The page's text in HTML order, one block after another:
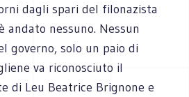
dagli spari del filonazista
andato nessuno. Nessun
governo, solo un paio di
va riconosciuto il
di Leu Beatrice Brignone e